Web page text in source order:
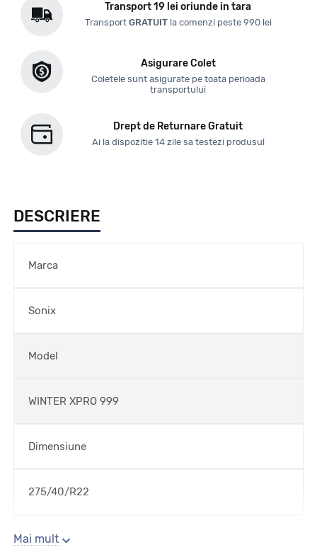
Transport 19 lei oriunde in tara
Transport GRATUITla comenzi peste 990 lei
Asigurare Colet
Coletele sunt asigurate pe toata perioada
transportului
Drept de Returnare Gratuit
Ai la dispozitie 14 zile sa testezi produsul
DESCRIERE
Marca
Sonix
Model
WINTER XPRO 999
Dimensiune
275/40/R22
Sezon
Mai mult